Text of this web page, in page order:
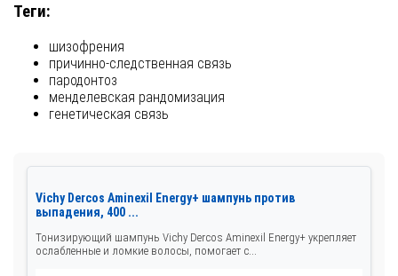
Теги:
шизофрения
причинно-следственная связь
пародонтоз
менделевская рандомизация
генетическая связь
Vichy Dercos Aminexil Energy+ шампунь против
выпадения, 400 ...
Тонизирующий шампунь Vichy Dercos Aminexil Energy+ укрепляет
ослабленные и ломкие волосы, помогает с...